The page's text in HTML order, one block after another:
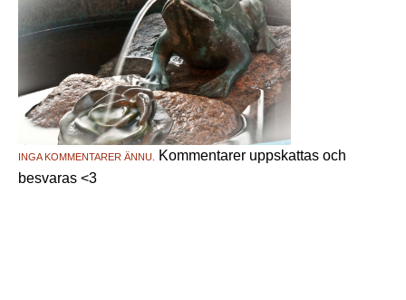
INGA KOMMENTARER ÄNNU.
Kommentarer uppskattas och
besvaras <3